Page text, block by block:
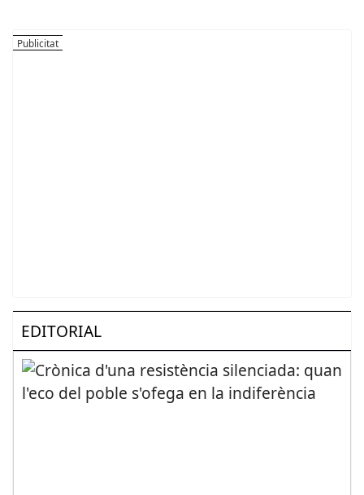
EDITORIAL